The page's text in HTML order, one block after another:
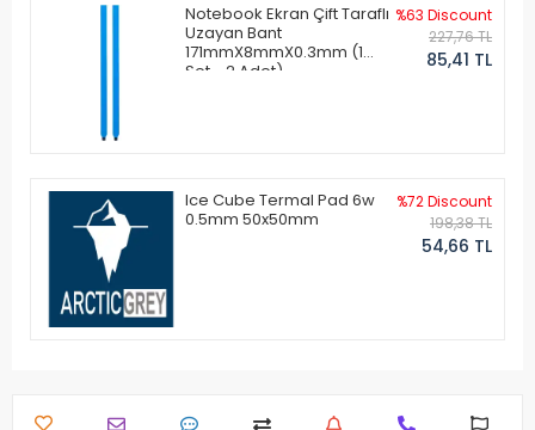
Notebook Ekran Çift Taraflı
Uzayan Bant
171mmX8mmX0.3mm (1
Set - 2 Adet)
%63 Discount
227,76 TL
85,41 TL
Ice Cube Termal Pad 6w
0.5mm 50x50mm
%72 Discount
198,38 TL
54,66 TL